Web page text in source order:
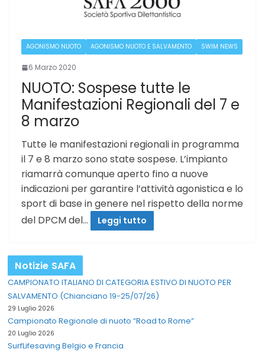
AGONISMO NUOTO AGONISMO NUOTO E SALVAMENTO SWIM NEWS
6 Marzo 2020
NUOTO: Sospese tutte le
Manifestazioni Regionali del 7 e
8 marzo
Tutte le manifestazioni regionali in programma
il 7 e 8 marzo sono state sospese. L’impianto
riamarrà comunque aperto fino a nuove
indicazioni per garantire l’attività agonistica e lo
sport di base in genere nel rispetto della norme
del DPCM del…
Leggi tutto
Notizie SAFA
CAMPIONATO ITALIANO DI CATEGORIA ESTIVO DI NUOTO PER
SALVAMENTO (Chianciano 19-25/07/26)
29 Luglio 2026
Campionato Regionale di nuoto “Road to Rome”
20 Luglio 2026
SurfLifesaving Belgio e Francia